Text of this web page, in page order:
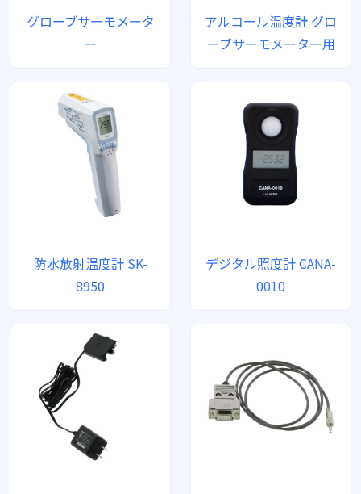
グローブサーモメータ
ー
アルコール温度計 グロ
ーブサーモメーター用
防水放射温度計 SK-
8950
デジタル照度計 CANA-
0010